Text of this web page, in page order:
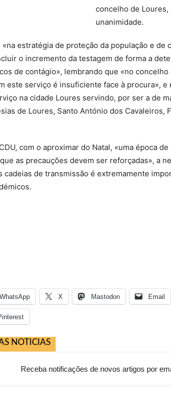
concelho de
unanimidade.
estratégia de proteção da população e de
o incremento da testagem de forma a
de contágio», lembrando que «no
este serviço é insuficiente face à procura», e
na cidade Loures servindo, por ser a de
de Loures, Santo António dos Cavaleiros,
com o aproximar do Natal, «uma época
as precauções devem ser reforçadas», a
cadeias de transmissão é extremamente
WhatsApp X Mastodon Email
NOTICIAS
Receba notificações de novos artigos por